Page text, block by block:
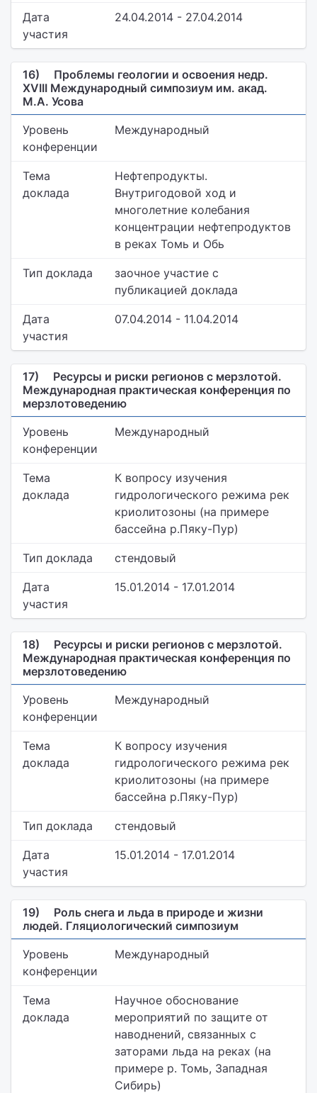
Дата
участия
24.04.2014 - 27.04.2014
16)
Проблемы геологии и освоения недр.
XVIII Международный симпозиум им. акад.
М.А. Усова
Уровень
конференции
Международный
Тема
доклада
Нефтепродукты.
Внутригодовой ход и
многолетние колебания
концентрации нефтепродуктов
в реках Томь и Обь
Тип доклада
заочное участие с
публикацией доклада
Дата
участия
07.04.2014 - 11.04.2014
17)
Ресурсы и риски регионов с мерзлотой.
Международная практическая конференция по
мерзлотоведению
Уровень
конференции
Международный
Тема
доклада
К вопросу изучения
гидрологического режима рек
криолитозоны (на примере
бассейна р.Пяку-Пур)
Тип доклада стендовый
Дата
участия
15.01.2014 - 17.01.2014
18)
Ресурсы и риски регионов с мерзлотой.
Международная практическая конференция по
мерзлотоведению
Уровень
конференции
Международный
Тема
доклада
К вопросу изучения
гидрологического режима рек
криолитозоны (на примере
бассейна р.Пяку-Пур)
Тип доклада стендовый
Дата
участия
15.01.2014 - 17.01.2014
19)
Роль снега и льда в природе и жизни
людей. Гляциологический симпозиум
Уровень
конференции
Международный
Тема
доклада
Научное обоснование
мероприятий по защите от
наводнений, связанных с
заторами льда на реках (на
примере р. Томь, Западная
Сибирь)